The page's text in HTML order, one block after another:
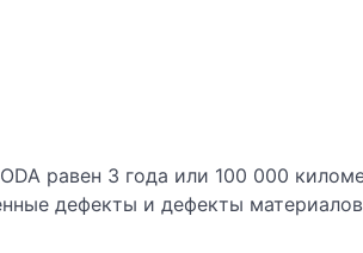
равен 3 года или 100 000
дефекты и дефекты